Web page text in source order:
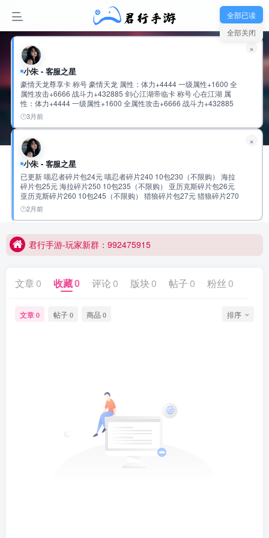
huter
拿起笔，写下你的梦想，你的人生就从此刻起航
君行手游-玩家新群：992475915
君行手游-玩家新群：992475915
君行手游-玩家新群：992475915
文章0 收藏0 评论 0 版块 0 帖子 0 粉丝 0
文章 0 帖子 0 商品 0 排序
全部已读
全部关闭
小朱 - 客服之星
豪情天龙尊享卡 称号 豪情天龙 属性：体力+4444 一级属性+1600 全
属性攻击+6666 战斗力+432885 剑心江湖帝临卡 称号 心在江湖 属
性：体力+4444 一级属性+1600 全属性攻击+6666 战斗力+432885
鬼谷纵横无双卡 称号 鬼谷无双 属性：体力+5555 一级属性+1600 全
属性攻击+8888 战斗力+534120 云龙御世龙尊卡 称号 云龙际会 属
性：体力+5555 一级属性+1600 全属性攻击+8888 战斗力+534120
仗剑天府君临卡 称号 仗剑游天府 属性：体力+6666 一级属性+1600
全属性攻击+11111 战斗力+635392 超核宗师独尊卡 称号 超核宗师
属性：体力+6666 一级属性+1600 全属性攻击+11111 战斗力
+635392 九九至尊•绝世英杰至臻卡 称号 盛世霸主 属性：会心攻击
+10000 一级属性+3333 全属性攻击+9999 战斗力+720772 称号 盛世
帝王 属性：会心攻击+10000 一级属性+3333 全属性攻击+9999 战斗
力+720772 称号 盛世至尊 属性：会心攻击+10000 一级属性+3333 全
属性攻击+9999 战斗力+720772 称号 绝世英杰 属性：会心攻击
+20000 一级属性+6666 全属性攻击+20000 战斗力:1441619
3月前
×
小朱 - 客服之星
已更新 喵忍者碎片包24元 喵忍者碎片240 10包230（不限购） 海拉
碎片包25元 海拉碎片250 10包235（不限购） 亚历克斯碎片包26元
亚历克斯碎片260 10包245（不限购） 猎狼碎片包27元 猎狼碎片270
10包255（不限购） 传说圣物速成包97元 传说圣物碎片500 5包
481（不限购） 史诗圣物速成包98元 史诗圣物碎片2500 5包483元
（不限购） 稀有圣物速成包99元 稀有圣物碎片12500 5包485元（不
匙1200 橙色圣物通用碎片1500个 随机神话碎片420个
2月前
×